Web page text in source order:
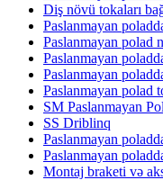
Diş növü tokaları
Paslanmayan
Paslanmayan polad
Paslanmayan
Paslanmayan
Paslanmayan polad
SM Paslanmayan
SS Driblinq
Paslanmayan
Paslanmayan
Montaj braketi və